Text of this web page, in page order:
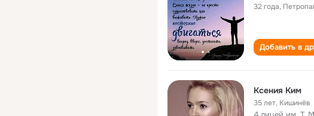
32 года,
Добавить в
Ксения Ким
35 лет, Кишинёв